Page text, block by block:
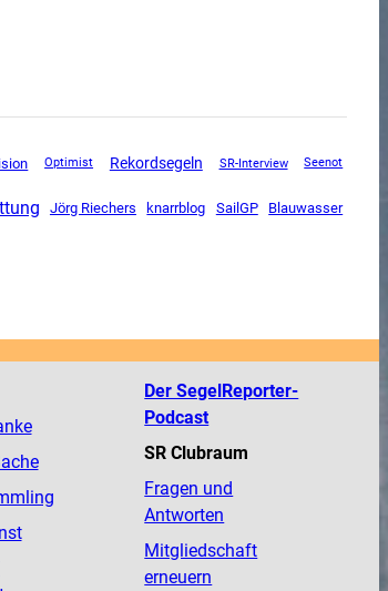
Optimist Rekordsegeln SR-Interview Seenot
Jörg Riechers knarrblog SailGP Blauwasser
Der SegelReporter-
Podcast
SR Clubraum
Fragen und
Antworten
Mitgliedschaft
erneuern